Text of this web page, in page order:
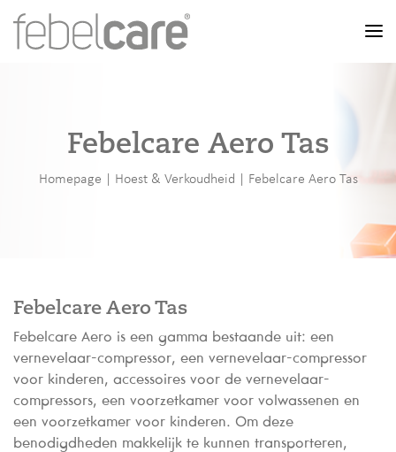
Febelcare Aero Tas
Homepage | Hoest & Verkoudheid | Febelcare Aero Tas
Febelcare Aero Tas
Febelcare Aero is een gamma bestaande uit: een
vernevelaar-compressor, een vernevelaar-compressor
voor kinderen, accessoires voor de vernevelaar-
compressors, een voorzetkamer voor volwassenen en
een voorzetkamer voor kinderen. Om deze
benodigdheden makkelijk te kunnen transporteren,